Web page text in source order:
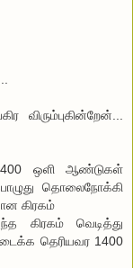
விரும்புகின்றேன்...
ஒளி ஆண்டுகள்
தொலைநோக்கி
கிரகம்
வெடித்து
தெரியவர 1400